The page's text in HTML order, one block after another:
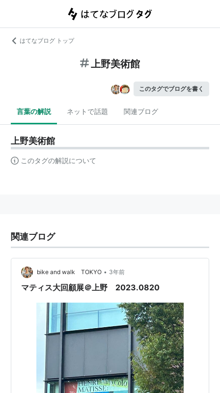
はてなブログ トップ
上野美術館
このタグでブログを書く
言葉の解説 ネットで話題 関連ブログ
上野美術館
このタグの解説について
関連ブログ
bike and walk TOKYO • 3年前
マティス大回顧展＠上野 2023.0820